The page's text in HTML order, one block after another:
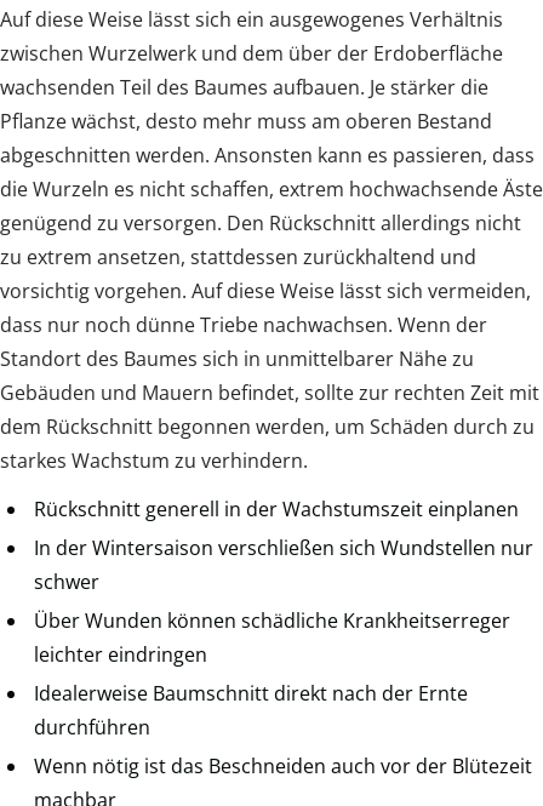
Auf diese Weise lässt sich ein ausgewogenes Verhältnis
zwischen Wurzelwerk und dem über der Erdoberfläche
wachsenden Teil des Baumes aufbauen. Je stärker die
Pflanze wächst, desto mehr muss am oberen Bestand
abgeschnitten werden. Ansonsten kann es passieren, dass
die Wurzeln es nicht schaffen, extrem hochwachsende Äste
genügend zu versorgen. Den Rückschnitt allerdings nicht
zu extrem ansetzen, stattdessen zurückhaltend und
vorsichtig vorgehen. Auf diese Weise lässt sich vermeiden,
dass nur noch dünne Triebe nachwachsen. Wenn der
Standort des Baumes sich in unmittelbarer Nähe zu
Gebäuden und Mauern befindet, sollte zur rechten Zeit mit
dem Rückschnitt begonnen werden, um Schäden durch zu
starkes Wachstum zu verhindern.
Rückschnitt generell in der Wachstumszeit einplanen
In der Wintersaison verschließen sich Wundstellen nur
schwer
Über Wunden können schädliche Krankheitserreger
leichter eindringen
Idealerweise Baumschnitt direkt nach der Ernte
durchführen
Wenn nötig ist das Beschneiden auch vor der Blütezeit
machbar